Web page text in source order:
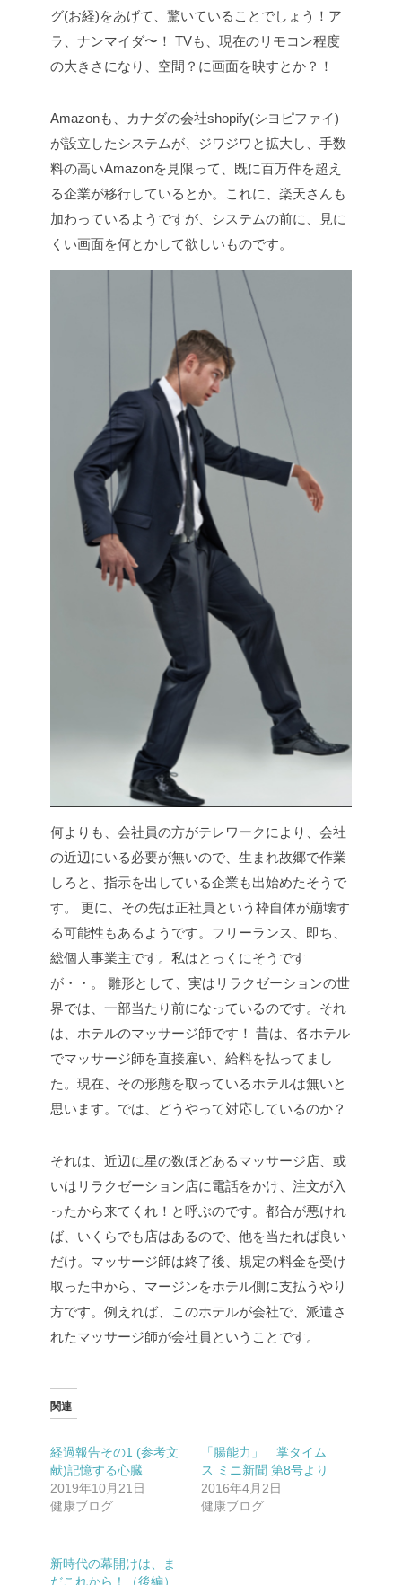
グ(お経)をあげて、驚いていることでしょう！ア
ラ、ナンマイダ〜！ TVも、現在のリモコン程度
の大きさになり、空間？に画面を映すとか？！
Amazonも、カナダの会社shopify(シヨピファイ)
が設立したシステムが、ジワジワと拡大し、手数
料の高いAmazonを見限って、既に百万件を超え
る企業が移行しているとか。これに、楽天さんも
加わっているようですが、システムの前に、見に
くい画面を何とかして欲しいものです。
何よりも、会社員の方がテレワークにより、会社
の近辺にいる必要が無いので、生まれ故郷で作業
しろと、指示を出している企業も出始めたそうで
す。 更に、その先は正社員という枠自体が崩壊す
る可能性もあるようです。フリーランス、即ち、
総個人事業主です。私はとっくにそうです
が・・。 雛形として、実はリラクゼーションの世
界では、一部当たり前になっているのです。それ
は、ホテルのマッサージ師です！ 昔は、各ホテル
でマッサージ師を直接雇い、給料を払ってまし
た。現在、その形態を取っているホテルは無いと
思います。では、どうやって対応しているのか？
それは、近辺に星の数ほどあるマッサージ店、或
いはリラクゼーション店に電話をかけ、注文が入
ったから来てくれ！と呼ぶのです。都合が悪けれ
ば、いくらでも店はあるので、他を当たれば良い
だけ。マッサージ師は終了後、規定の料金を受け
取った中から、マージンをホテル側に支払うやり
方です。例えれば、このホテルが会社で、派遣さ
れたマッサージ師が会社員ということです。
関連
経過報告その1 (参考文
献)記憶する心臓
2019年10月21日
健康ブログ
「腸能力」 掌タイム
ス ミニ新聞 第8号より
2016年4月2日
健康ブログ
新時代の幕開けは、ま
だこれから！（後編）